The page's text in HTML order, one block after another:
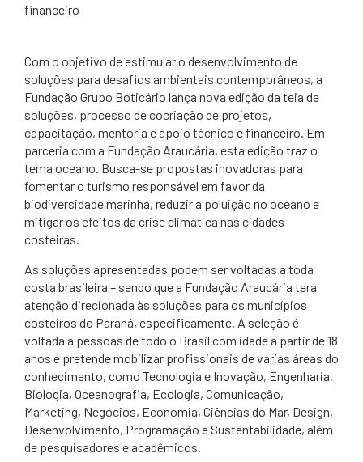
financeiro
Com o objetivo de estimular o desenvolvimento de
soluções para desafios ambientais contemporâneos, a
Fundação Grupo Boticário lança nova edição da teia de
soluções, processo de cocriação de projetos,
capacitação, mentoria e apoio técnico e financeiro. Em
parceria com a Fundação Araucária, esta edição traz o
tema oceano. Busca-se propostas inovadoras para
fomentar o turismo responsável em favor da
biodiversidade marinha, reduzir a poluição no oceano e
mitigar os efeitos da crise climática nas cidades
costeiras.
As soluções apresentadas podem ser voltadas a toda
costa brasileira – sendo que a Fundação Araucária terá
atenção direcionada às soluções para os municípios
costeiros do Paraná, especificamente. A seleção é
voltada a pessoas de todo o Brasil com idade a partir de 18
anos e pretende mobilizar profissionais de várias áreas do
conhecimento, como Tecnologia e Inovação, Engenharia,
Biologia, Oceanografia, Ecologia, Comunicação,
Marketing, Negócios, Economia, Ciências do Mar, Design,
Desenvolvimento, Programação e Sustentabilidade, além
de pesquisadores e acadêmicos.